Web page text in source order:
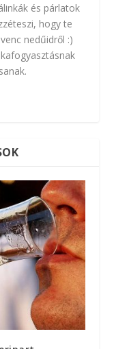
és párlatok
hogy te
nedűidről :)